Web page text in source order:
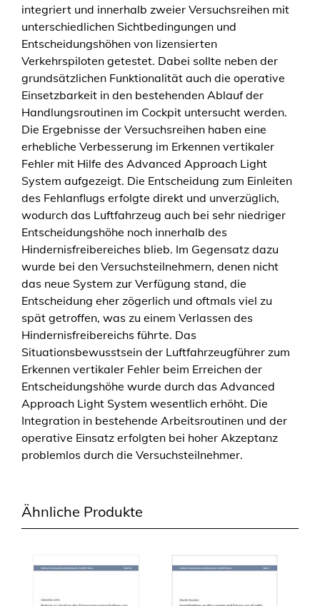
integriert und innerhalb zweier Versuchsreihen mit
unterschiedlichen Sichtbedingungen und
Entscheidungshöhen von lizensierten
Verkehrspiloten getestet. Dabei sollte neben der
grundsätzlichen Funktionalität auch die operative
Einsetzbarkeit in den bestehenden Ablauf der
Handlungsroutinen im Cockpit untersucht werden.
Die Ergebnisse der Versuchsreihen haben eine
erhebliche Verbesserung im Erkennen vertikaler
Fehler mit Hilfe des Advanced Approach Light
System aufgezeigt. Die Entscheidung zum Einleiten
des Fehlanflugs erfolgte direkt und unverzüglich,
wodurch das Luftfahrzeug auch bei sehr niedriger
Entscheidungshöhe noch innerhalb des
Hindernisfreibereiches blieb. Im Gegensatz dazu
wurde bei den Versuchsteilnehmern, denen nicht
das neue System zur Verfügung stand, die
Entscheidung eher zögerlich und oftmals viel zu
spät getroffen, was zu einem Verlassen des
Hindernisfreibereichs führte. Das
Situationsbewusstsein der Luftfahrzeugführer zum
Erkennen vertikaler Fehler beim Erreichen der
Entscheidungshöhe wurde durch das Advanced
Approach Light System wesentlich erhöht. Die
Integration in bestehende Arbeitsroutinen und der
operative Einsatz erfolgten bei hoher Akzeptanz
problemlos durch die Versuchsteilnehmer.
Ähnliche Produkte